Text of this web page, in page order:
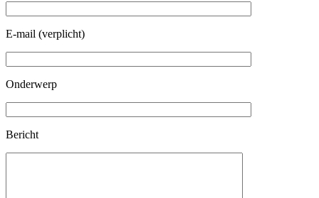
E-mail (verplicht)
Onderwerp
Bericht